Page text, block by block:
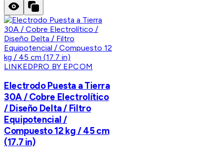
LINKEDPRO BY EPCOM
Electrodo Puesta a Tierra
30A / Cobre Electrolítico
/ Diseño Delta / Filtro
Equipotencial /
Compuesto 12 kg / 45 cm
(17.7 in)